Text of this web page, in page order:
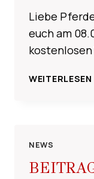
Liebe
euch am
WEITERLESEN
NEWS